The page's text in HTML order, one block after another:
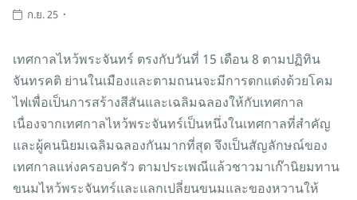
ก.ย. 25
เทศกาลไหว้พระจันทร์ ตรงกับวันที่ 15 เดือน 8 ตามปฏิทิน
จันทรคติ ย่านในเมืองและตามถนนจะมีการตกแต่งด้วยโคม
ไฟเพื่อเป็นการสร้างสีสันและเฉลิมฉลองให้กับเทศกาล
เนื่องจากเทศกาลไหว้พระจันทร์เป็นหนึ่งในเทศกาลที่สำคัญ
และผู้คนนิยมเฉลิมฉลองกันมากที่สุด จึงเป็นสัญลักษณ์ของ
เทศกาลแห่งครอบครัว ตามประเพณีแล้วชาวมาเก๊านิยมทาน
ขนมไหว้พระจันทร์และแลกเปลี่ยนขนมและของหวานให้